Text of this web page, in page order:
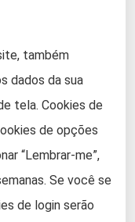
também
dados da sua
tela. Cookies de
de opções
“Lembrar-me”,
Se você se
de login serão